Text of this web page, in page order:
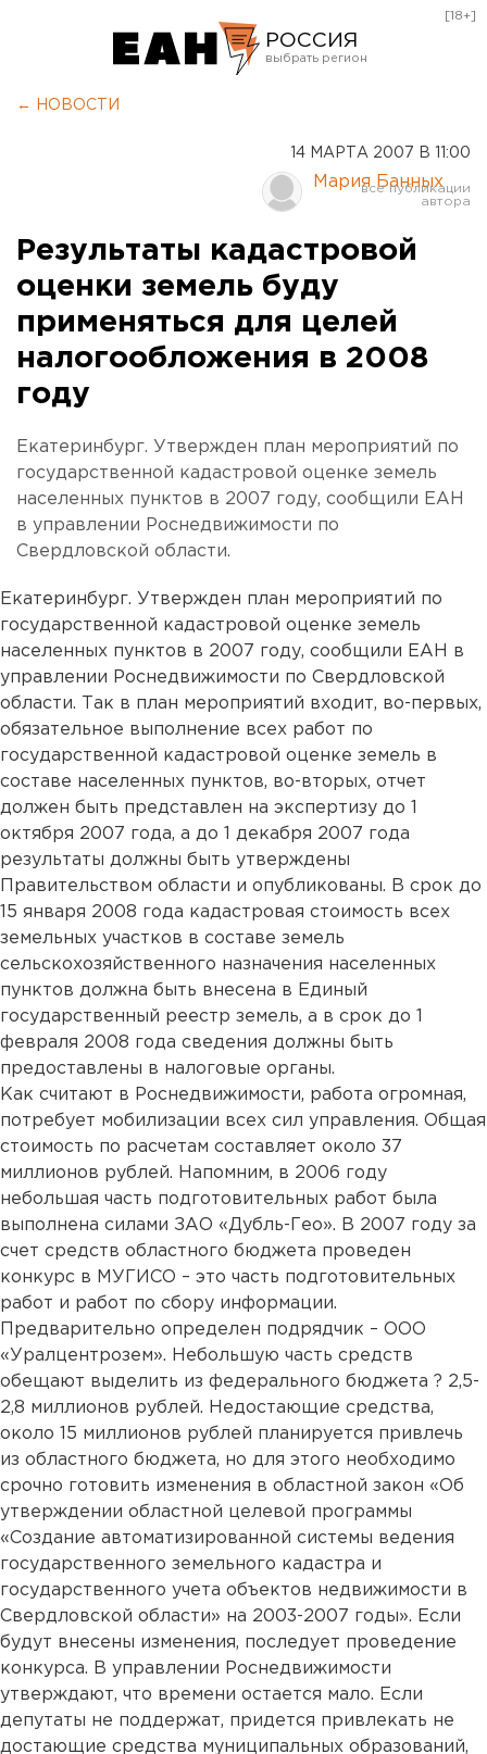
РОССИЯ
Курган
Оренбург
[18+]
← НОВОСТИ
14 МАРТА 2007 В 11:00
Мария Банных
Результаты кадастровой
оценки земель буду
применяться для целей
налогообложения в 2008
году
Екатеринбург. Утвержден план мероприятий по
государственной кадастровой оценке земель
населенных пунктов в 2007 году, сообщили ЕАН
в управлении Роснедвижимости по
Свердловской области.
Екатеринбург. Утвержден план мероприятий по
государственной кадастровой оценке земель
населенных пунктов в 2007 году, сообщили ЕАН в
управлении Роснедвижимости по Свердловской
области. Так в план мероприятий входит, во-первых,
обязательное выполнение всех работ по
государственной кадастровой оценке земель в
составе населенных пунктов, во-вторых, отчет
должен быть представлен на экспертизу до 1
октября 2007 года, а до 1 декабря 2007 года
результаты должны быть утверждены
Правительством области и опубликованы. В срок до
15 января 2008 года кадастровая стоимость всех
земельных участков в составе земель
сельскохозяйственного назначения населенных
пунктов должна быть внесена в Единый
государственный реестр земель, а в срок до 1
февраля 2008 года сведения должны быть
предоставлены в налоговые органы.
Как считают в Роснедвижимости, работа огромная,
потребует мобилизации всех сил управления. Общая
стоимость по расчетам составляет около 37
миллионов рублей. Напомним, в 2006 году
небольшая часть подготовительных работ была
выполнена силами ЗАО «Дубль-Гео». В 2007 году за
счет средств областного бюджета проведен
конкурс в МУГИСО – это часть подготовительных
работ и работ по сбору информации.
Предварительно определен подрядчик – ООО
«Уралцентрозем». Небольшую часть средств
обещают выделить из федерального бюджета ? 2,5-
2,8 миллионов рублей. Недостающие средства,
около 15 миллионов рублей планируется привлечь
из областного бюджета, но для этого необходимо
срочно готовить изменения в областной закон «Об
утверждении областной целевой программы
«Создание автоматизированной системы ведения
государственного земельного кадастра и
государственного учета объектов недвижимости в
Свердловской области» на 2003-2007 годы». Если
будут внесены изменения, последует проведение
конкурса. В управлении Роснедвижимости
утверждают, что времени остается мало. Если
депутаты не поддержат, придется привлекать не
достающие средства муниципальных образований,